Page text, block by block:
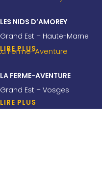
LES NIDS D’AMOREY
Grand Est – Haute-Marne
LIRE PLUS
LA FERME-AVENTURE
Grand Est – Vosges
LIRE PLUS